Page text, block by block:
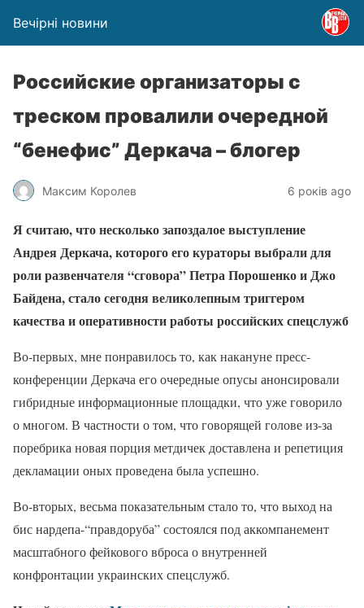
Вечірні новини
Российские организаторы с
треском провалили очередной
“бенефис” Деркача – блогер
Максим Королев 6 років ago
Я считаю, что несколько запоздалое выступление
Андрея Деркача, которого его кураторы выбрали для
роли развенчателя “сговора” Петра Порошенко и Джо
Байдена, стало сегодня великолепным триггером
качества и оперативности работы российских спецслужб
Во-первых, мне понравилось то, как накануне пресс-
конференции Деркача его очередные опусы анонсировали
гибридные информационные площадки, что уже говорило
о многом. В частности о том, что говорящей голове из-за
поребрика новая порция метдичек доставлена и репетиция
декламации оных проведена была успешно.
Во-вторых, весьма показательным стало то, что выход на
бис нардепа-“правдоруба” состоялся под аккомпанемент
масштабного фейкового вброса о внутренней
конфронтации украинских спецслужб.